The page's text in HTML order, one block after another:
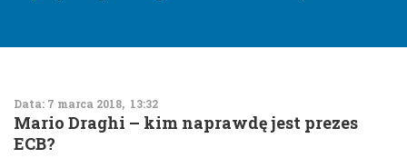
Data: 7 marca 2018, 13:32
Mario Draghi – kim naprawdę jest prezes
ECB?